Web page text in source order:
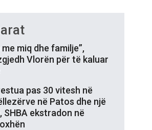
miq dhe familje”,
Vlorën për të kaluar
pas 30 vitesh në
në Patos dhe një
SHBA ekstradon në